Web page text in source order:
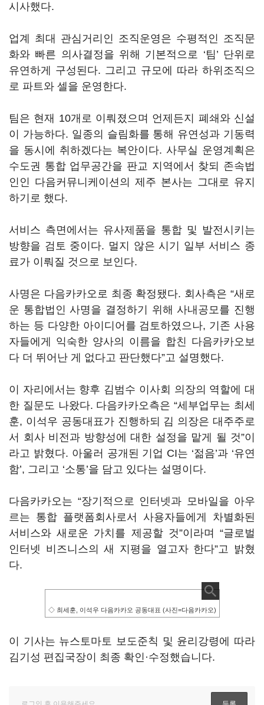
시사했다.
업계 최대 관심거리인 조직운영은 수평적인 조직문
화와 빠른 의사결정을 위해 기본적으로 ‘팀’ 단위로
유연하게 구성된다. 그리고 규모에 따라 하위조직으
로 파트와 셀을 운영한다.
팀은 현재 10개로 이뤄졌으며 언제든지 폐쇄와 신설
이 가능하다. 일종의 슬림화를 통해 유연성과 기동력
을 동시에 취하겠다는 복안이다. 사무실 운영계획은
수도권 통합 업무공간을 판교 지역에서 찾되 존속법
인인 다음커뮤니케이션의 제주 본사는 그대로 유지
하기로 했다.
서비스 측면에서는 유사제품을 통합 및 발전시키는
방향을 검토 중이다. 멀지 않은 시기 일부 서비스 종
료가 이뤄질 것으로 보인다.
사명은 다음카카오로 최종 확정됐다. 회사측은 “새로
운 통합법인 사명을 결정하기 위해 사내공모를 진행
하는 등 다양한 아이디어를 검토하였으나, 기존 사용
자들에게 익숙한 양사의 이름을 합친 다음카카오보
다 더 뛰어난 게 없다고 판단했다”고 설명했다.
이 자리에서는 향후 김범수 이사회 의장의 역할에 대
한 질문도 나왔다. 다음카카오측은 “세부업무는 최세
훈, 이석우 공동대표가 진행하되 김 의장은 대주주로
서 회사 비전과 방향성에 대한 설정을 맡게 될 것”이
라고 밝혔다. 아울러 공개된 기업 CI는 ‘젊음’과 ‘유연
함’, 그리고 ‘소통’을 담고 있다는 설명이다.
다음카카오는 “장기적으로 인터넷과 모바일을 아우
르는 통합 플랫폼회사로서 사용자들에게 차별화된
서비스와 새로운 가치를 제공할 것”이라며 “글로벌
인터넷 비즈니스의 새 지평을 열고자 한다”고 밝혔
다.
◇ 최세훈, 이석우 다음카카오 공동대표 (사진=다음카카오)
이 기사는 뉴스토마토 보도준칙 및 윤리강령에 따라
김기성 편집국장이 최종 확인·수정했습니다.